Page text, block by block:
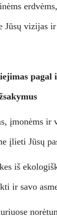
Jūsų vizijas
pagal
įmonėms ir
įlieti Jūsų
iš
ir savo